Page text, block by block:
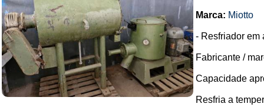
Marca: Miotto
- Resfriador em
Fabricante /
Capacidade
Resfria a